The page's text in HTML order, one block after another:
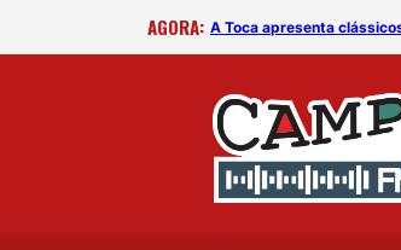
AGORA: A Toca apresenta